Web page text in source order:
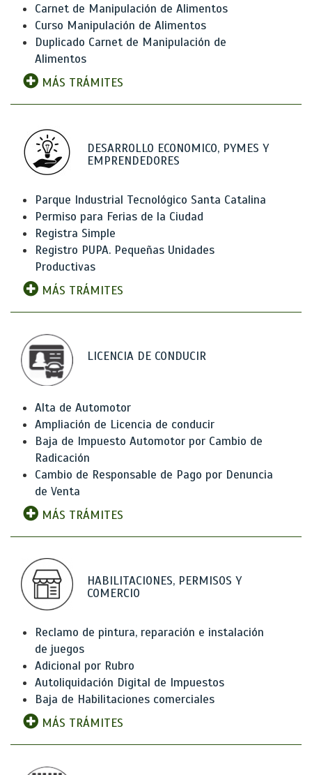
Carnet de Manipulación de Alimentos
Curso Manipulación de Alimentos
Duplicado Carnet de Manipulación de
Alimentos
MÁS TRÁMITES
DESARROLLO ECONOMICO, PYMES Y
EMPRENDEDORES
Parque Industrial Tecnológico Santa Catalina
Permiso para Ferias de la Ciudad
Registra Simple
Registro PUPA. Pequeñas Unidades
Productivas
MÁS TRÁMITES
LICENCIA DE CONDUCIR
Alta de Automotor
Ampliación de Licencia de conducir
Baja de Impuesto Automotor por Cambio de
Radicación
Cambio de Responsable de Pago por Denuncia
de Venta
MÁS TRÁMITES
HABILITACIONES, PERMISOS Y
COMERCIO
Reclamo de pintura, reparación e instalación
de juegos
Adicional por Rubro
Autoliquidación Digital de Impuestos
Baja de Habilitaciones comerciales
MÁS TRÁMITES